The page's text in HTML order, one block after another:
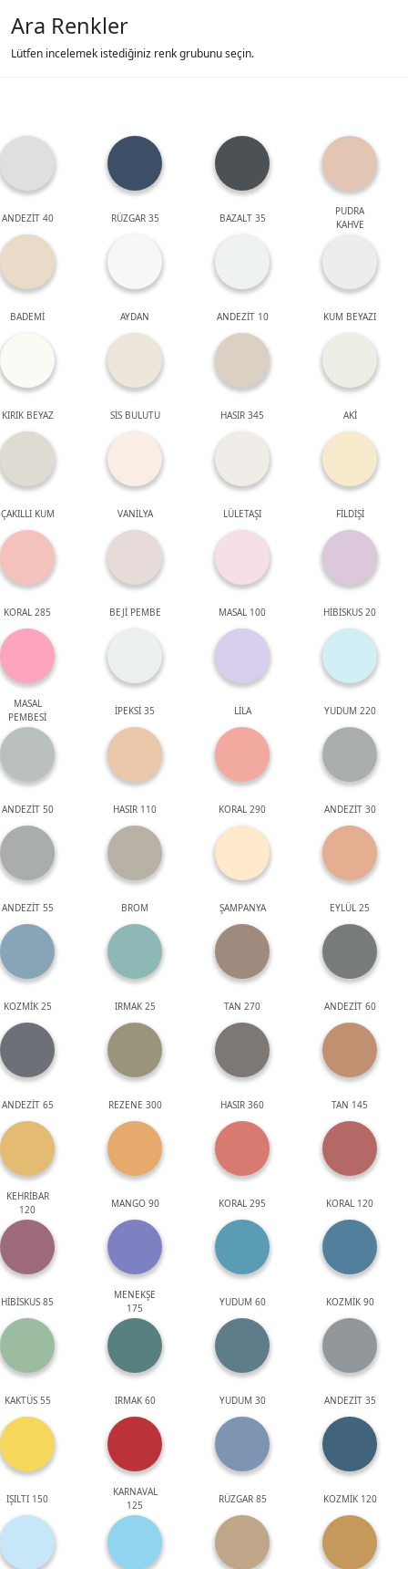
Ara Renkler
Lütfen incelemek istediğiniz renk grubunu seçin.
ANDEZİT 40 RÜZGAR 35 BAZALT 35
PUDRA
KAHVE
BADEMİ AYDAN ANDEZİT 10 KUM BEYAZI
KIRIK BEYAZ SİS BULUTU HASIR 345 AKİ
ÇAKILLI KUM VANİLYA LÜLETAŞI FİLDİŞİ
KORAL 285 BEJİ PEMBE MASAL 100 HİBİSKUS 20
MASAL
PEMBESİ
İPEKSİ 35 LİLA YUDUM 220
ANDEZİT 50 HASIR 110 KORAL 290 ANDEZİT 30
ANDEZİT 55 BROM ŞAMPANYA EYLÜL 25
KOZMİK 25 IRMAK 25 TAN 270 ANDEZİT 60
ANDEZİT 65 REZENE 300 HASIR 360 TAN 145
KEHRİBAR
120
MANGO 90 KORAL 295 KORAL 120
HİBİSKUS 85
MENEKŞE
175
YUDUM 60 KOZMİK 90
KAKTÜS 55 IRMAK 60 YUDUM 30 ANDEZİT 35
IŞILTI 150
KARNAVAL
125
RÜZGAR 85 KOZMİK 120